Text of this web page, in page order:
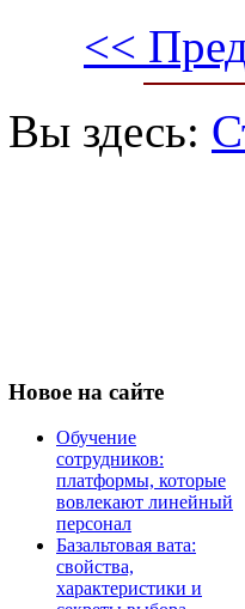
<<
Вы здесь:
Новое на сайте
Обучение
сотрудников:
платформы, которые
вовлекают линейный
персонал
Базальтовая вата:
свойства,
характеристики и